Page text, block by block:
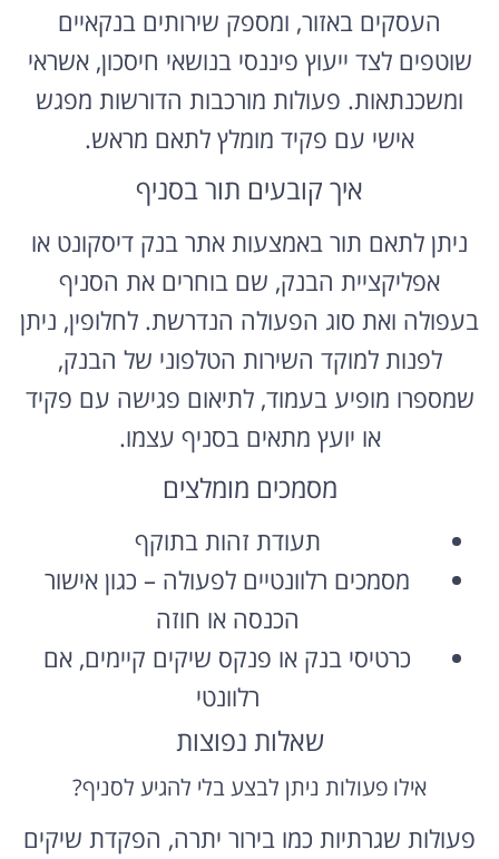
העסקים באזור, ומספק שירותים בנקאיים
שוטפים לצד ייעוץ פיננסי בנושאי חיסכון, אשראי
ומשכנתאות. פעולות מורכבות הדורשות מפגש
אישי עם פקיד מומלץ לתאם מראש.
איך קובעים תור בסניף
ניתן לתאם תור באמצעות אתר בנק דיסקונט או
אפליקציית הבנק, שם בוחרים את הסניף
בעפולה ואת סוג הפעולה הנדרשת. לחלופין, ניתן
לפנות למוקד השירות הטלפוני של הבנק,
שמספרו מופיע בעמוד, לתיאום פגישה עם פקיד
או יועץ מתאים בסניף עצמו.
מסמכים מומלצים
תעודת זהות בתוקף
מסמכים רלוונטיים לפעולה – כגון אישור
הכנסה או חוזה
כרטיסי בנק או פנקס שיקים קיימים, אם
רלוונטי
שאלות נפוצות
אילו פעולות ניתן לבצע בלי להגיע לסניף?
פעולות שגרתיות כמו בירור יתרה, הפקדת שיקים